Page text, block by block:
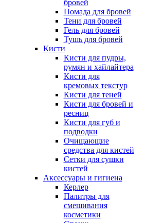
бровей
Помада для бровей
Тени для бровей
Гель для бровей
Тушь для бровей
Кисти
Кисти для пудры,
румян и хайлайтера
Кисти для
кремовых текстур
Кисти для теней
Кисти для бровей и
ресниц
Кисти для губ и
подводки
Очищающие
средства для кистей
Сетки для сушки
кистей
Аксессуары и гигиена
Керлер
Палитры для
смешивания
косметики